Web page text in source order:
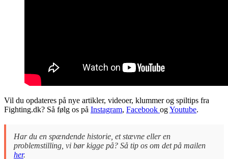
Vil du opdateres på nye artikler, videoer, klummer og spiltips fra
Fighting.dk? Så følg os på Instagram, Facebook ogYoutube.
Har du en spændende historie, et stævne eller en
problemstilling, vi bør kigge på? Så tip os om det på mailen
her.